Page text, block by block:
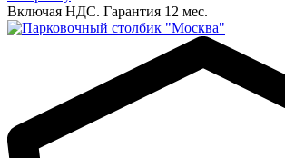
Включая НДС. Гарантия 12 мес.